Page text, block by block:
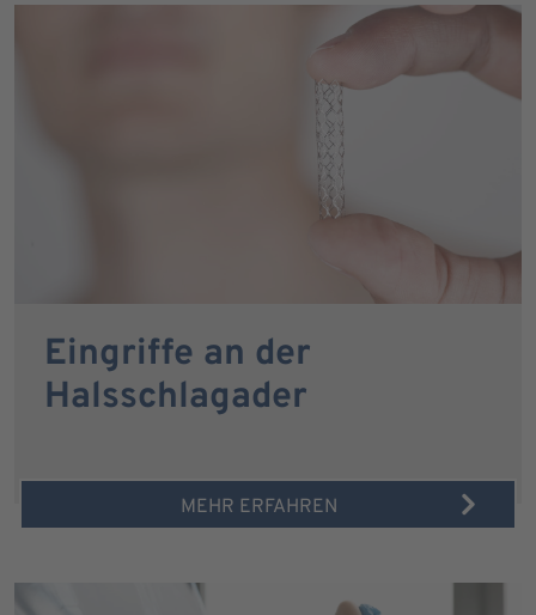
Eingriffe an der
Halsschlagader
MEHR ERFAHREN